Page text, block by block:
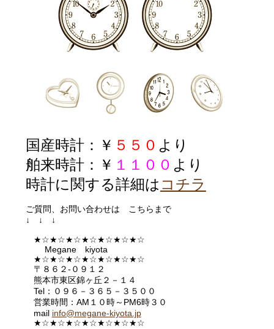
国産時計：￥ ５５０ より
舶来時計：￥ １１００ より
時計に関する詳細は コチラ
ご質問、お問い合わせは こちらまで
↓ ↓ ↓
★☆★☆★☆★☆★☆★☆★☆
Megane kiyota
★☆★☆★☆★☆★☆★☆★☆
〒８６２-０９１２
熊本市東区錦ヶ丘２－１４
Tel：０９６－３６５－３５００
営業時間：AM１０時～PM6時３０
mail info@megane-kiyota.jp
★☆★☆★☆★☆★☆★☆★☆